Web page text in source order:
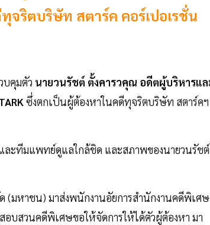
จริตบริษัท สตาร์ค คอร์เปอเรชั่น
คุมตัว นายวนรัชต์ ตั้งคารวคุณ อดีตผู้บริหารแ
ซึ่งตกเป็นผู้ต้องหาในคดีทุจริตบริษัท สตาร์คฯ
ละทีมแพทย์ดูแลใกล้ชิด และสภาพของนายวนรัชต์
(มหาชน) มาส่งพนักงานอัยการสำนักงานคดีพิเศ
บสวนคดีพิเศษขอให้จัดการให้ได้ตัวผู้ต้องหา มา